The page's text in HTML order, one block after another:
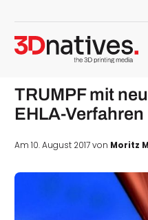
TRUMPF mit
EHLA-Verfahren
Am 10. August 2017 von Moritz